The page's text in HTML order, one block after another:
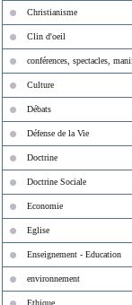
Christianisme
Clin d'oeil
conférences, spectacles,
Culture
Débats
Défense de la Vie
Doctrine
Doctrine Sociale
Economie
Eglise
Enseignement - Education
environnement